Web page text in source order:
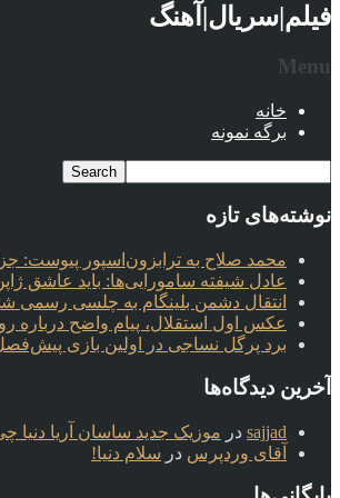
فیلم|سریال|آهنگ
Menu
خانه
برگه نمونه
نوشته‌های تازه
محمد صلاح به ترابزون‌اسپور پیوست:
عادل شیفته سامورایی‌ها: باید عاشق
انتقال دشمن بلینگام به چلسی رسمی
عکس اول استقلال، پیام واضح درباره
برد پرگل نساجی در اولین بازی
آخرین دیدگاه‌ها
sajjad در موزیک جدید ساسان آریا دنیا
آقای وردپرس در سلام دنیا!